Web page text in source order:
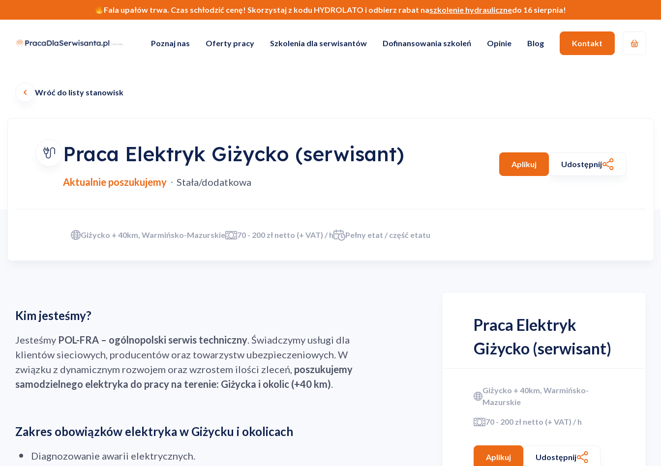
Fala upałów trwa. Czas schłodzić cenę! Skorzystaj z kodu HYDROLATO i odbierz rabat naszkolenie hydraulicznedo 16 sierpnia!
Poznaj nas Oferty pracy Szkolenia dla serwisantów Dofinansowania szkoleń Opinie Blog Kontakt
Wróć do listy stanowisk
Praca Elektryk Giżycko (serwisant)
Aktualnie poszukujemy・ Stała/dodatkowa
Aplikuj Udostępnij
Giżycko + 40km, Warmińsko-Mazurskie 70 - 200 zł netto (+ VAT) / h Pełny etat / część etatu
Kim jesteśmy?
Jesteśmy POL-FRA – ogólnopolski serwis techniczny. Świadczymy usługi dla
klientów sieciowych, producentów oraz towarzystw ubezpieczeniowych. W
związku z dynamicznym rozwojem oraz wzrostem ilości zleceń, poszukujemy
samodzielnego elektryka do pracy na terenie: Giżycka i okolic (+40 km).
Zakres obowiązków elektryka w Giżycku i okolicach
Diagnozowanie awarii elektrycznych.
Praca Elektryk
Giżycko (serwisant)
Giżycko + 40km, Warmińsko-
Mazurskie
70 - 200 zł netto (+ VAT) / h
Aplikuj Udostępnij